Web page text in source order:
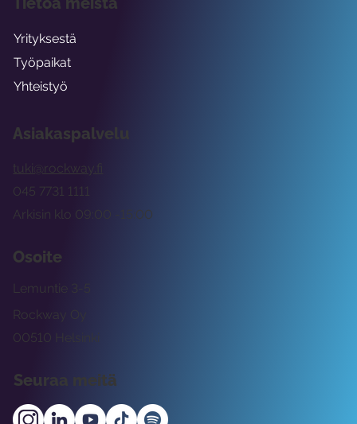
Asiakaspalvelu
tuki@rockway.fi
Arkisin klo 09:00 -15:00
045 7731 1111
Osoite
Rockway Oy
Lemuntie 3-5
00510 Helsinki
Seuraa meitä
Yrityksestä
Työpaikat
Yhteistyö